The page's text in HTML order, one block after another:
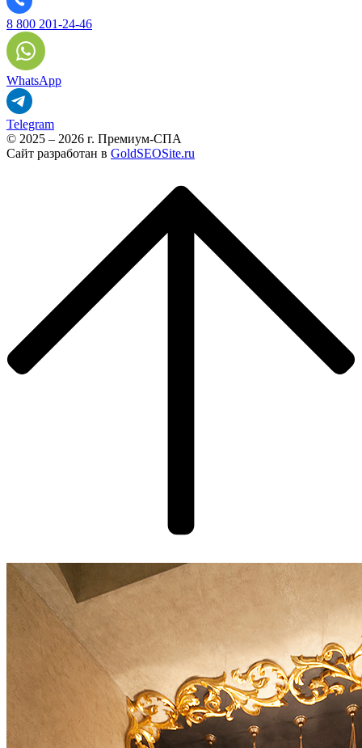
8 800 201-24-46
WhatsApp
Telegram
© 2025 – 2026 г. Премиум-СПА
Сайт разработан в GoldSEOSite.ru